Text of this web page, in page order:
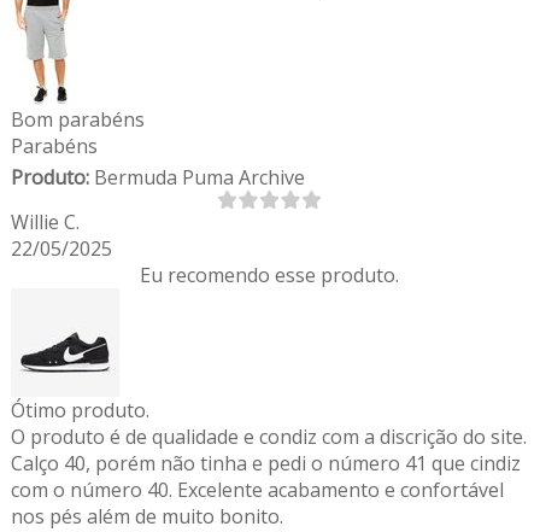
Bom parabéns
Parabéns
Produto:Bermuda Puma Archive
Willie C.
22/05/2025
Eu recomendo esse produto.
Ótimo produto.
O produto é de qualidade e condiz com a discrição do site.
Calço 40, porém não tinha e pedi o número 41 que cindiz
com o número 40. Excelente acabamento e confortável
nos pés além de muito bonito.